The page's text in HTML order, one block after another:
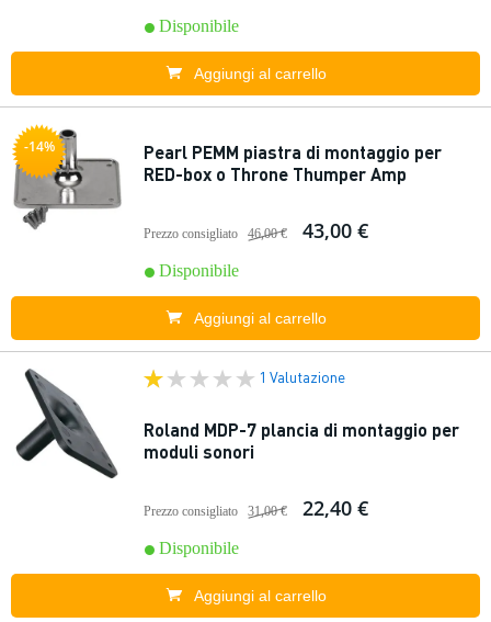
Disponibile
Aggiungi al carrello
-14%
Pearl PEMM piastra di montaggio per
RED-box o Throne Thumper Amp
Prezzo consigliato 46,00 € 43,00 €
Disponibile
Aggiungi al carrello
1 Valutazione
Roland MDP-7 plancia di montaggio per
moduli sonori
Prezzo consigliato 31,00 € 22,40 €
Disponibile
Aggiungi al carrello